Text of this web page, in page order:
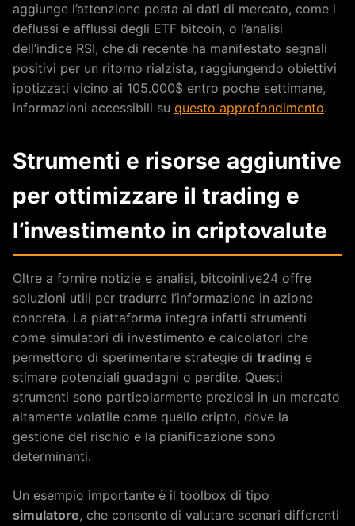
aggiunge l’attenzione posta ai dati di mercato, come i
deflussi e afflussi degli ETF bitcoin, o l’analisi
dell’indice RSI, che di recente ha manifestato segnali
positivi per un ritorno rialzista, raggiungendo obiettivi
ipotizzati vicino ai 105.000$ entro poche settimane,
informazioni accessibili su questo approfondimento.
Strumenti e risorse aggiuntive
per ottimizzare il trading e
l’investimento in criptovalute
Oltre a fornire notizie e analisi, bitcoinlive24 offre
soluzioni utili per tradurre l’informazione in azione
concreta. La piattaforma integra infatti strumenti
come simulatori di investimento e calcolatori che
permettono di sperimentare strategie di trading e
stimare potenziali guadagni o perdite. Questi
strumenti sono particolarmente preziosi in un mercato
altamente volatile come quello cripto, dove la
gestione del rischio e la pianificazione sono
determinanti.
Un esempio importante è il toolbox di tipo
simulatore, che consente di valutare scenari differenti